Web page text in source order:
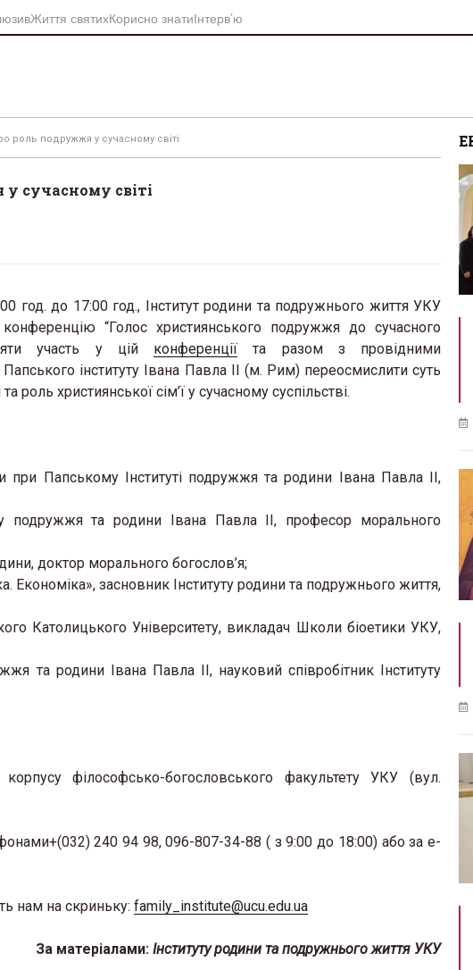
Життя святихКорисно знатиІнтерв’ю
роль подружжя у сучасному світі
сучасному світі
год. до 17:00 год., Інститут родини та подружнього життя УКУ
конференцію “Голос християнського подружжя до сучасного
участь у цій конференції та разом з провідними
інституту Івана Павла ІІ (м. Рим) переосмислити суть
християнської сім’ї у сучасному суспільстві.
Папському Інституті подружжя та родини Івана Павла ІІ,
подружжя та родини Івана Павла ІІ, професор морального
доктор морального богослов’я;
Економіка», засновник Інституту родини та подружнього життя,
Католицького Університету, викладач Школи біоетики УКУ,
та родини Івана Павла ІІ, науковий співробітник Інституту
філософсько-богословського факультету УКУ (вул.
240 94 98, 096-807-34-88 ( з 9:00 до 18:00) або за е-
нам на скриньку: family_institute@ucu.edu.ua
За матеріалами: Інституту родини та подружнього життя УКУ